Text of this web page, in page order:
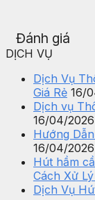
Đánh giá
DỊCH VỤ
Dịch Vụ
Giá Rẻ 16/
Dịch vụ
16/04/2026
Hướng
16/04/2026
Hút hầm
Cách Xử
Dịch Vụ